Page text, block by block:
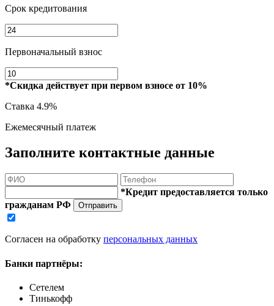
Срок кредитования
Первоначальный взнос
*Скидка действует при первом взносе от 10%
Ставка 4.9%
Ежемесячный платеж
Заполните контактные данные
*Кредит предоставляется только
гражданам РФ
Отправить
Согласен на обработку персональных данных
Банки партнёры:
Сетелем
Тинькофф